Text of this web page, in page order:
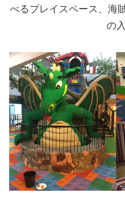
べるプレイスペース、海
の